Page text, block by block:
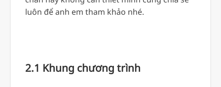
luôn để anh em tham khảo nhé.
2.1 Khung chương trình